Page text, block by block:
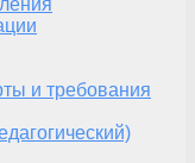
и требования